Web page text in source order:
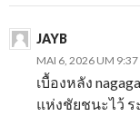
JAYB
MAI 6, 2026 UM 9:37
เบื้องหลัง
แห่งชัยชนะไว้